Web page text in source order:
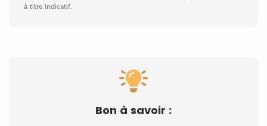
à titre indicatif.
Bon à savoir :